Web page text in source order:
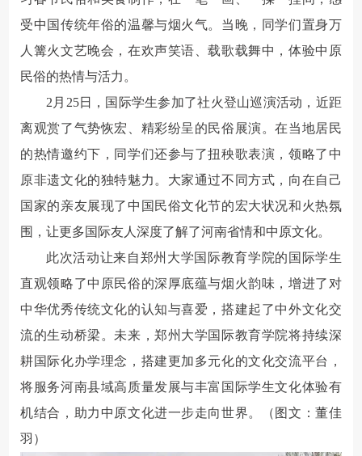
受中国传统年俗的温馨与烟火气。当晚，同学们置身万
人篝火文艺晚会，在欢声笑语、载歌载舞中，体验中原
民俗的热情与活力。
2月25日，国际学生参加了社火登山巡演活动，近距
离观赏了气势恢宏、精彩纷呈的民俗展演。在当地居民
的热情邀约下，同学们还参与了扭秧歌表演，领略了中
原非遗文化的独特魅力。大家通过不同方式，向在自己
国家的亲友展现了中国民俗文化节的宏大状况和火热氛
围，让更多国际友人深度了解了河南省情和中原文化。
此次活动让来自郑州大学国际教育学院的国际学生
直观领略了中原民俗的深厚底蕴与烟火韵味，增进了对
中华优秀传统文化的认知与喜爱，搭建起了中外文化交
流的生动桥梁。未来，郑州大学国际教育学院将持续深
耕国际化办学理念，搭建更加多元化的文化交流平台，
将服务河南县域高质量发展与丰富国际学生文化体验有
机结合，助力中原文化进一步走向世界。（图文：董佳
羽）